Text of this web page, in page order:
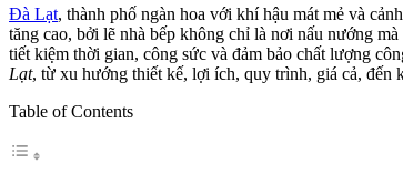
Đà Lạt, thành phố ngàn hoa với khí hậu mát mẻ và
tăng cao, bởi lẽ nhà bếp không chỉ là nơi nấu nướng
tiết kiệm thời gian, công sức và đảm bảo chất lượng
Lạt, từ xu hướng thiết kế, lợi ích, quy trình, giá cả,
Table of Contents